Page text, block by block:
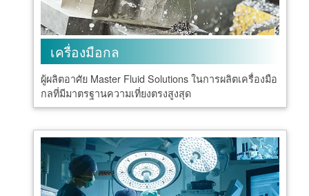
เครื่องมือกล
ผู้ผลิตอาศัย Master Fluid Solutions ในการผลิตเครื่องมือ
กลที่มีมาตรฐานความเที่ยงตรงสูงสุด